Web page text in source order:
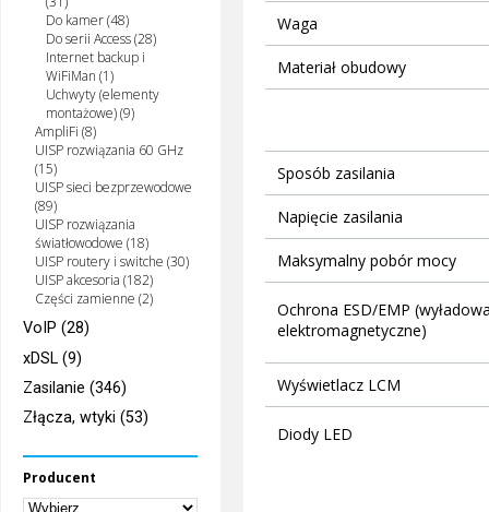
Do kamer (48)
Do serii Access (28)
Internet backup i
WiFiMan (1)
Uchwyty (elementy
montażowe) (9)
AmpliFi (8)
UISP rozwiązania 60 GHz
(15)
UISP sieci bezprzewodowe
(89)
UISP rozwiązania
światłowodowe (18)
UISP routery i switche (30)
UISP akcesoria (182)
Części zamienne (2)
VoIP (28)
xDSL (9)
Zasilanie (346)
Złącza, wtyki (53)
Producent
Waga
Materiał obudowy
Sposób zasilania
Napięcie zasilania
Maksymalny pobór mocy
Ochrona ESD/EMP
elektromagnetyczne)
Wyświetlacz LCM
Diody LED